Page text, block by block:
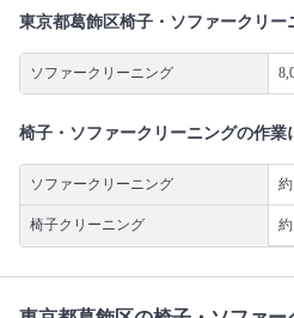
東京都葛飾区椅子・ソファークリー
ソファークリーニング
椅子・ソファークリーニングの作業
ソファークリーニング
椅子クリーニング